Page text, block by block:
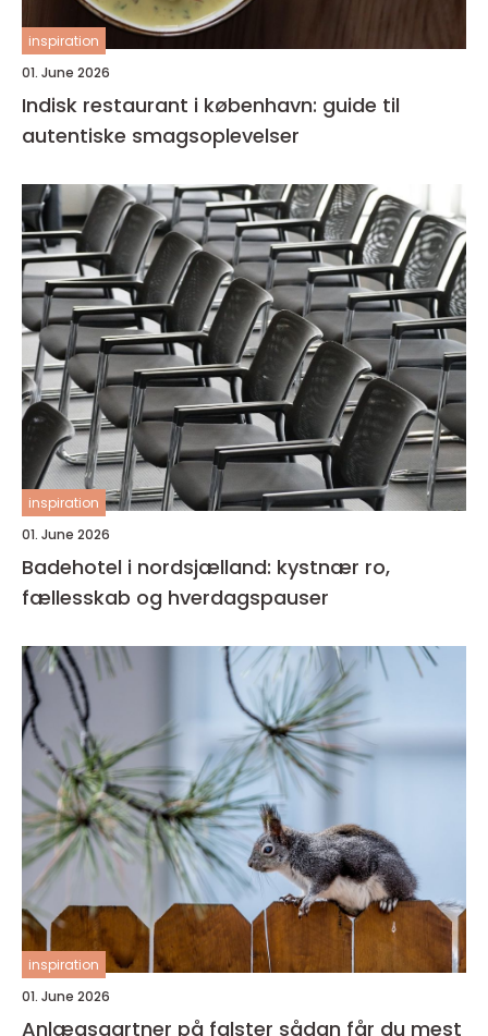
inspiration
01. June 2026
Indisk restaurant i københavn: guide til
autentiske smagsoplevelser
inspiration
01. June 2026
Badehotel i nordsjælland: kystnær ro,
fællesskab og hverdagspauser
inspiration
01. June 2026
Anlægsgartner på falster sådan får du mest